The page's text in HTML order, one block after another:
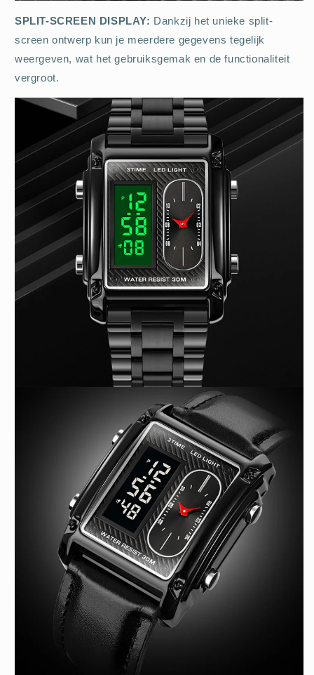
SPLIT-SCREEN DISPLAY: Dankzij het unieke split-
screen ontwerp kun je meerdere gegevens tegelijk
weergeven, wat het gebruiksgemak en de functionaliteit
vergroot.